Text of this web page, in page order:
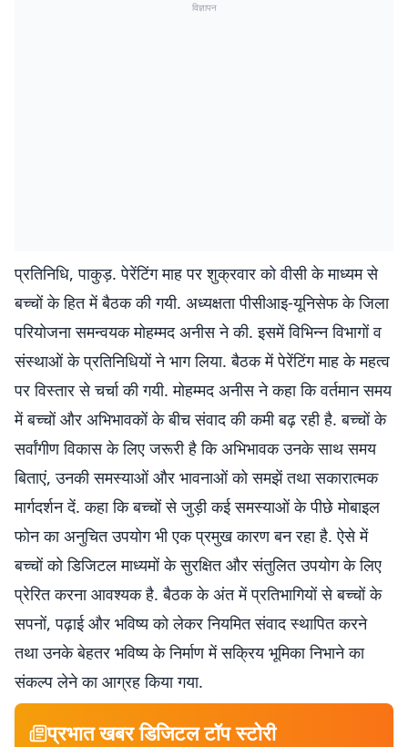
विज्ञापन
प्रतिनिधि, पाकुड़. पेरेंटिंग माह पर शुक्रवार को वीसी के माध्यम से
बच्चों के हित में बैठक की गयी. अध्यक्षता पीसीआइ-यूनिसेफ के जिला
परियोजना समन्वयक मोहम्मद अनीस ने की. इसमें विभिन्न विभागों व
संस्थाओं के प्रतिनिधियों ने भाग लिया. बैठक में पेरेंटिंग माह के महत्व
पर विस्तार से चर्चा की गयी. मोहम्मद अनीस ने कहा कि वर्तमान समय
में बच्चों और अभिभावकों के बीच संवाद की कमी बढ़ रही है. बच्चों के
सर्वांगीण विकास के लिए जरूरी है कि अभिभावक उनके साथ समय
बिताएं, उनकी समस्याओं और भावनाओं को समझें तथा सकारात्मक
मार्गदर्शन दें. कहा कि बच्चों से जुड़ी कई समस्याओं के पीछे मोबाइल
फोन का अनुचित उपयोग भी एक प्रमुख कारण बन रहा है. ऐसे में
बच्चों को डिजिटल माध्यमों के सुरक्षित और संतुलित उपयोग के लिए
प्रेरित करना आवश्यक है. बैठक के अंत में प्रतिभागियों से बच्चों के
सपनों, पढ़ाई और भविष्य को लेकर नियमित संवाद स्थापित करने
तथा उनके बेहतर भविष्य के निर्माण में सक्रिय भूमिका निभाने का
संकल्प लेने का आग्रह किया गया.
प्रभात खबर डिजिटल टॉप स्टोरी